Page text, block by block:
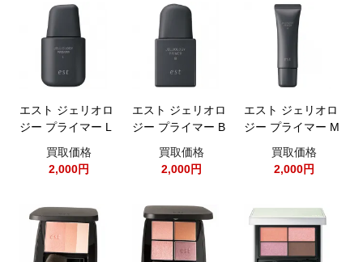
エスト ジェリオロ
ジー プライマー L
買取価格
2,000円
エスト ジェリオロ
ジー プライマー B
買取価格
2,000円
エスト ジェリオロ
ジー プライマー M
買取価格
2,000円